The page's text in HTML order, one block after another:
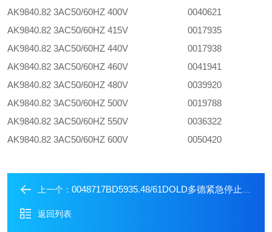
AK9840.82 3AC50/60HZ 400V
0040621
AK9840.82 3AC50/60HZ 415V
0017935
AK9840.82 3AC50/60HZ 440V
0017938
AK9840.82 3AC50/60HZ 460V
0041941
AK9840.82 3AC50/60HZ 480V
0039920
AK9840.82 3AC50/60HZ 500V
0019788
AK9840.82 3AC50/60HZ 550V
0036322
AK9840.82 3AC50/60HZ 600V
0050420
上一个： 0048717BD5935.48/61DOLD多德紧急停止模块现货
返回列表